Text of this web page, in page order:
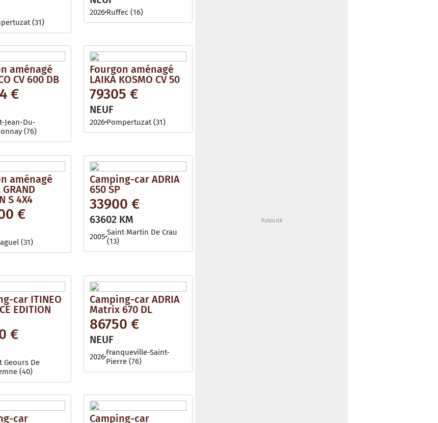
(31)
2026 Ruffec (16)
aménagé
CV 600 DB
€
Jean-Du-
(76)
Fourgon aménagé
LAIKA KOSMO CV 50
79305 €
NEUF
2026 Pompertuzat (31)
aménagé
GRAND
S 4X4
€
(31)
Camping-car ADRIA
650 SP
33900 €
63602 KM
2005 Saint Martin De Crau
(13)
car ITINEO
EDITION
€
Geours De
(40)
Camping-car ADRIA
Matrix 670 DL
86750 €
NEUF
2026Franqueville-Saint-
Pierre (76)
car
Camping-car